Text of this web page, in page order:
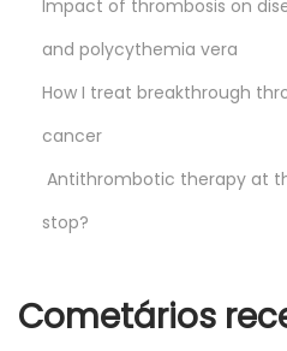
Impact of thrombosis on
and polycythemia vera
How I treat breakthrough
cancer
Antithrombotic therapy at
stop?
Cometários